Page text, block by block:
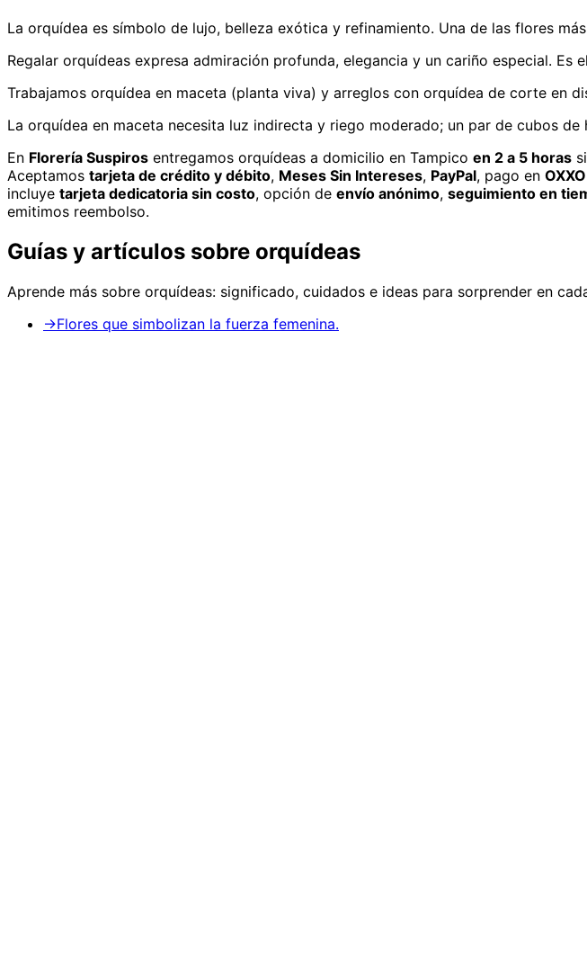
La orquídea es símbolo de lujo, belleza exótica y refinamiento. Una de las flores
Regalar orquídeas expresa admiración profunda, elegancia y un cariño especial. Es
Trabajamos orquídea en maceta (planta viva) y arreglos con orquídea de corte en
La orquídea en maceta necesita luz indirecta y riego moderado; un par de cubos de
En Florería Suspiros entregamos orquídeas a domicilio en Tampico en 2 a 5 horas
Aceptamos tarjeta de crédito y débito, Meses Sin Intereses, PayPal, pago en OXXO
incluye tarjeta dedicatoria sin costo, opción de envío anónimo, seguimiento en
emitimos reembolso.
Guías y artículos sobre orquídeas
Aprende más sobre orquídeas: significado, cuidados e ideas para sorprender en
→Flores que simbolizan la fuerza femenina.